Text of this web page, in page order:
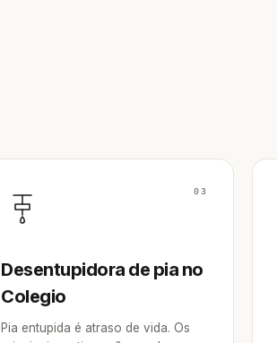
03
Desentupidora de pia no
Colegio
Pia entupida é atraso de vida. Os